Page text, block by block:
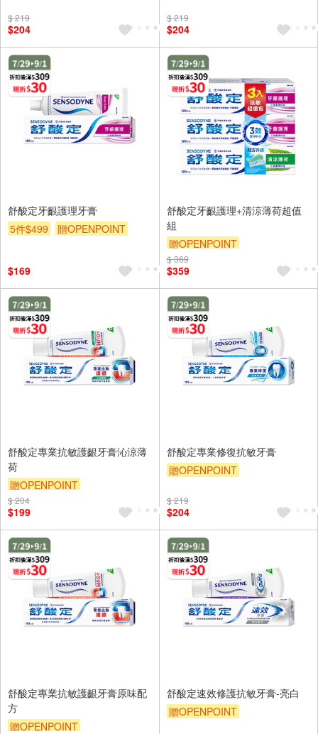
贈$200
$ 219
$204
贈$200
$ 219
$204
舒酸定牙齦護理牙膏
5件$499
贈OPENPOINT
$169
舒酸定牙齦護理+清涼薄荷超值
組
贈OPENPOINT
贈OPENPOINT
贈$200
$ 369
$359
舒酸定專業抗敏護齦牙膏沁涼薄
荷
贈OPENPOINT
贈OPENPOINT
贈$200
$ 204
$199
舒酸定專業修復抗敏牙膏
贈OPENPOINT
贈$200
$ 219
$204
舒酸定專業抗敏護齦牙膏原味配
方
贈OPENPOINT
舒酸定速效修護抗敏牙膏-亮白
贈OPENPOINT